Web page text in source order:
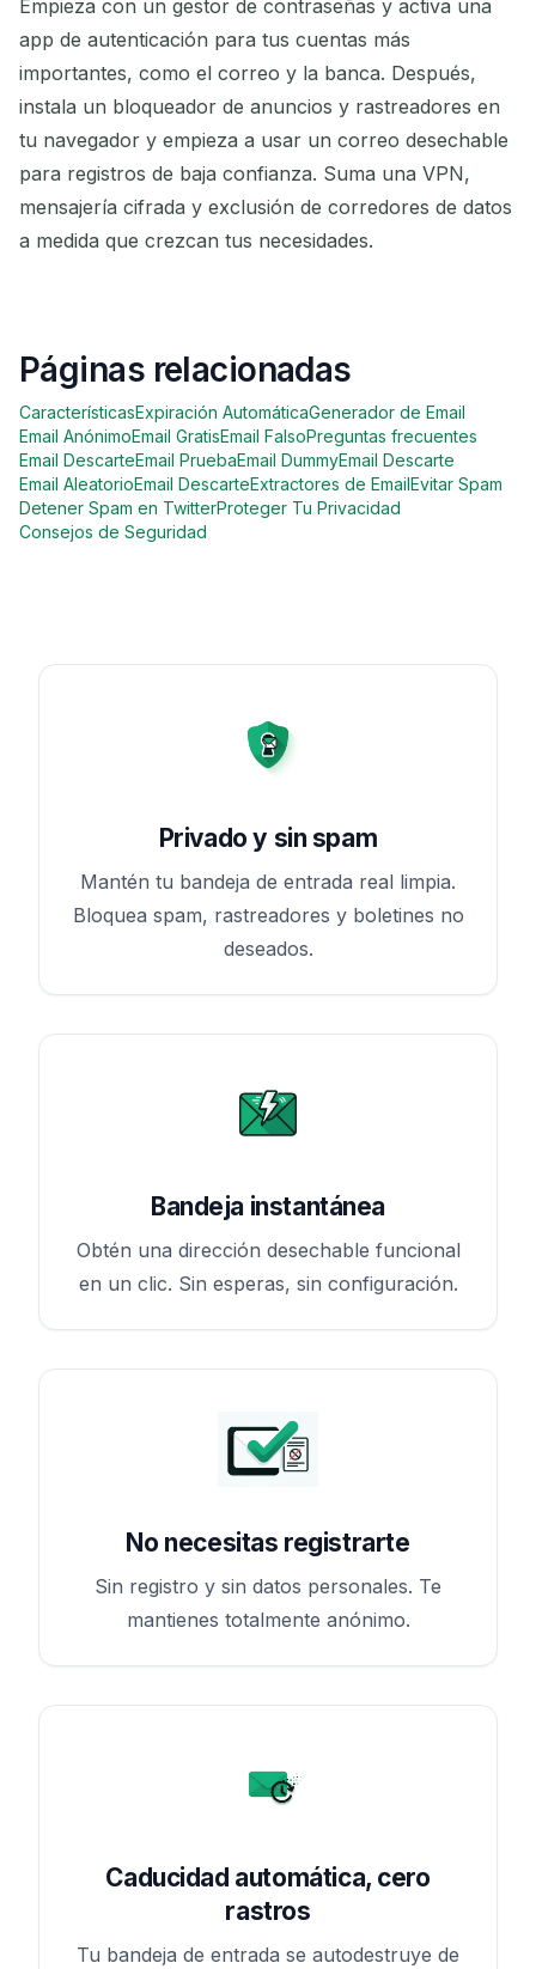
Empieza con un gestor de contraseñas y activa una
app de autenticación para tus cuentas más
importantes, como el correo y la banca. Después,
instala un bloqueador de anuncios y rastreadores en
tu navegador y empieza a usar un correo desechable
para registros de baja confianza. Suma una VPN,
mensajería cifrada y exclusión de corredores de datos
a medida que crezcan tus necesidades.
Páginas relacionadas
CaracterísticasExpiración AutomáticaGenerador de Email
Email AnónimoEmail GratisEmail FalsoPreguntas frecuentes
Email DescarteEmail PruebaEmail DummyEmail Descarte
Email AleatorioEmail DescarteExtractores de Email Evitar Spam
Detener Spam en TwitterProteger Tu Privacidad
Consejos de Seguridad
Privado y sin spam
Mantén tu bandeja de entrada real limpia.
Bloquea spam, rastreadores y boletines no
deseados.
Bandeja instantánea
Obtén una dirección desechable funcional
en un clic. Sin esperas, sin configuración.
No necesitas registrarte
Sin registro y sin datos personales. Te
mantienes totalmente anónimo.
Caducidad automática, cero
rastros
Tu bandeja de entrada se autodestruye de